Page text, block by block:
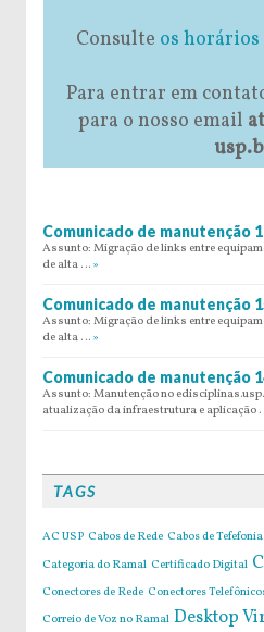
Consulte os
Para entrar em
para o nosso email
Comunicado de manutenção
Assunto: Migração de links entre
de alta … »
Comunicado de manutenção
Assunto: Migração de links entre
de alta … »
Comunicado de manutenção
Assunto: Manutenção no
atualização da infraestrutura e aplicação
TAGS
AC USP Cabos de Rede Cabos de Tefefonia
Categoria do Ramal Certificado Digital
Conectores de Rede Conectores
Correio de Voz no Ramal Desktop